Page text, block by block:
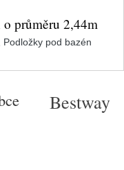
průměru 2,44m
Podložky pod bazén
Bestway